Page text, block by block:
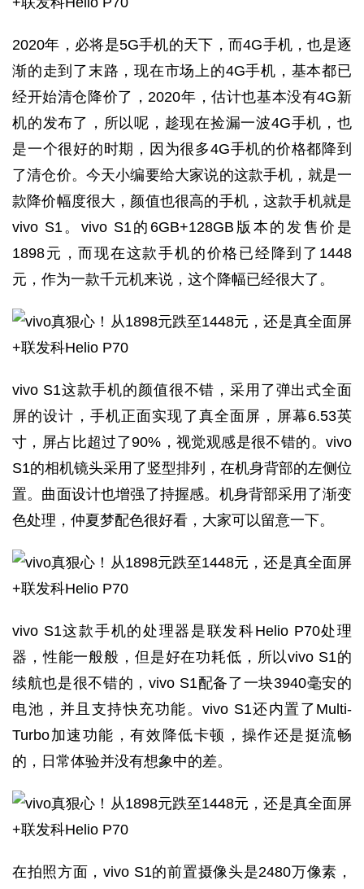
2020年，必将是5G手机的天下，而4G手机，也是逐
渐的走到了末路，现在市场上的4G手机，基本都已
经开始清仓降价了，2020年，估计也基本没有4G新
机的发布了，所以呢，趁现在捡漏一波4G手机，也
是一个很好的时期，因为很多4G手机的价格都降到
了清仓价。今天小编要给大家说的这款手机，就是一
款降价幅度很大，颜值也很高的手机，这款手机就是
vivo S1。vivo S1的6GB+128GB版本的发售价是
1898元，而现在这款手机的价格已经降到了1448
元，作为一款千元机来说，这个降幅已经很大了。
vivo S1这款手机的颜值很不错，采用了弹出式全面
屏的设计，手机正面实现了真全面屏，屏幕6.53英
寸，屏占比超过了90%，视觉观感是很不错的。vivo
S1的相机镜头采用了竖型排列，在机身背部的左侧位
置。曲面设计也增强了持握感。机身背部采用了渐变
色处理，仲夏梦配色很好看，大家可以留意一下。
vivo S1这款手机的处理器是联发科Helio P70处理
器，性能一般般，但是好在功耗低，所以vivo S1的
续航也是很不错的，vivo S1配备了一块3940毫安的
电池，并且支持快充功能。vivo S1还内置了Multi-
Turbo加速功能，有效降低卡顿，操作还是挺流畅
的，日常体验并没有想象中的差。
在拍照方面，vivo S1的前置摄像头是2480万像素，